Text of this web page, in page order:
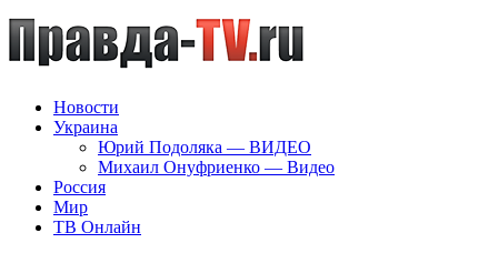
Новости
Украина
Юрий Подоляка — ВИДЕО
Михаил Онуфриенко — Видео
Россия
Мир
ТВ Онлайн